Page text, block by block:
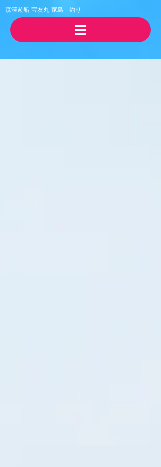
森澤遊船 宝友丸 ​家島 釣り